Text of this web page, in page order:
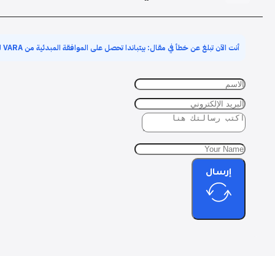
أنت الآن تبلغ عن خطأ في مقال: بيتباندا تحصل على الموافقة المبدئية من VARA لدخول السوق الإماراتي
إرسال